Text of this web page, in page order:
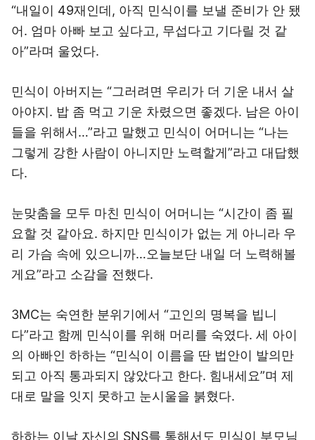
“내일이 49재인데, 아직 민식이를 보낼 준비가 안 됐
어. 엄마 아빠 보고 싶다고, 무섭다고 기다릴 것 같
아”라며 울었다.
민식이 아버지는 “그러려면 우리가 더 기운 내서 살
아야지. 밥 좀 먹고 기운 차렸으면 좋겠다. 남은 아이
들을 위해서…”라고 말했고 민식이 어머니는 “나는
그렇게 강한 사람이 아니지만 노력할게”라고 대답했
다.
눈맞춤을 모두 마친 민식이 어머니는 “시간이 좀 필
요할 것 같아요. 하지만 민식이가 없는 게 아니라 우
리 가슴 속에 있으니까…오늘보단 내일 더 노력해볼
게요”라고 소감을 전했다.
3MC는 숙연한 분위기에서 “고인의 명복을 빕니
다”라고 함께 민식이를 위해 머리를 숙였다. 세 아이
의 아빠인 하하는 “민식이 이름을 딴 법안이 발의만
되고 아직 통과되지 않았다고 한다. 힘내세요”며 제
대로 말을 잇지 못하고 눈시울을 붉혔다.
하하는 이날 자신의 SNS를 통해서도 민식이 부모님